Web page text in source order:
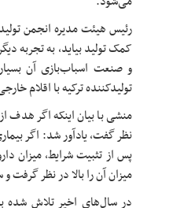
کمک تولید بیاید، به تجربه
تولیدکننده ترکیه با اقلام
منشی با بیان اینکه اگر هدف
نظر گفت، یادآور شد: اگر
پس از تثبیت شرایط، میزان
میزان آن را بالا در نظر گرفت
در سال‌های اخیر تلاش شده